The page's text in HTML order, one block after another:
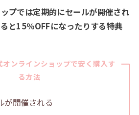
プでは定期的にセールが開催され
と15％OFFになったりする特典
オンラインショップで安く購入す
る方法
が開催される